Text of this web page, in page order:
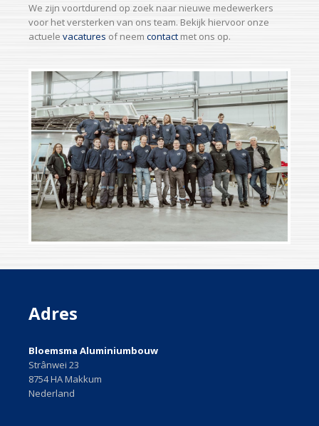
We zijn voortdurend op zoek naar nieuwe medewerkers
voor het versterken van ons team. Bekijk hiervoor onze
actuelevacatures of neemcontactmet ons op.
Adres
Bloemsma Aluminiumbouw
Strânwei 23
8754 HA Makkum
Nederland